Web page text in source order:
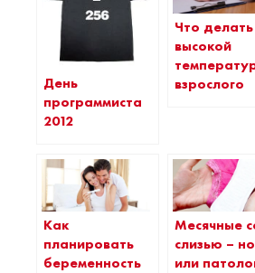
День
программиста
2012
Что
высокой
взрослого
Как
планировать
беременность
Месячные
слизью –
или